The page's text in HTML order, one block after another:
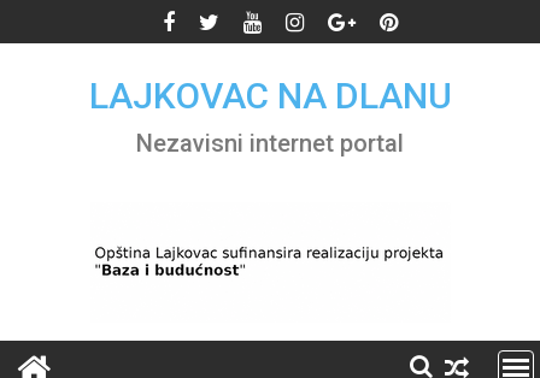
to
LAJKOVAC NA DLANU
Nezavisni internet portal